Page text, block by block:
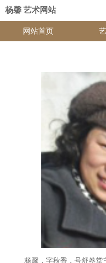
杨馨 艺术网站
网站首页
杨馨，字秋香，号舒卷堂